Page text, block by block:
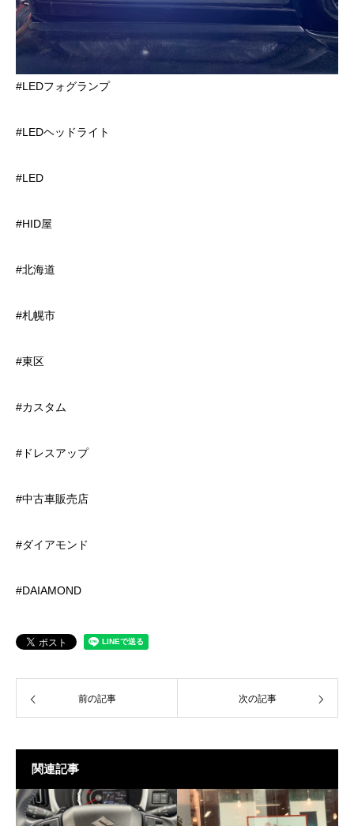
#LEDフォグランプ
#LEDヘッドライト
#LED
#HID屋
#北海道
#札幌市
#東区
#カスタム
#ドレスアップ
#中古車販売店
#ダイアモンド
#DAIAMOND
前の記事 次の記事
関連記事